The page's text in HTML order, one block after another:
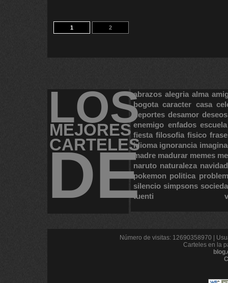
1 2
LOS
MEJORES
CARTELES
DE
abrazos alegria alma
bogota caracter casa
deportes desamor deseos
enemigo enfados escuela
fiesta filosofia fisico
idioma ignorancia
madre madurar memes
naruto naturaleza navidad
pokemon politica
silencio simpsons
tuenti
Número de visitas: 12690358970 |
Carteles en la